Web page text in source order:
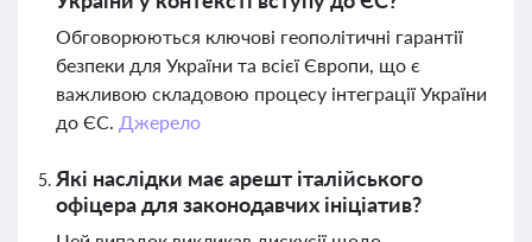
Обговорюються ключові геополітичні гарантії
безпеки для України та всієї Європи, що є
важливою складовою процесу інтеграції України
до ЄС. Джерело
Які наслідки має арешт італійського
офіцера для законодавчих ініціатив?